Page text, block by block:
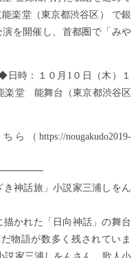
楽堂（東京都渋谷区） で銀
を開催し、首都圏で「みや
日時：１０月1０日（木）１
楽堂 能舞台（東京都渋谷区
（https://nougakudo2019-
神話旅」小説家三浦しをん
かれた「日向神話」の舞台
物語が数多く残されていま